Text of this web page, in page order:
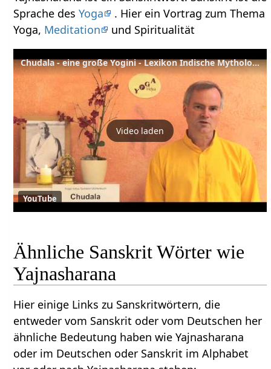
Sprache desYoga
. Hier ein Vortrag zum Thema
Yoga, Meditation und Spiritualität
Chudala - eine große Yogini - Lexikon Indische Mythologie
Video laden
YouTube
Ähnliche Sanskrit Wörter wie
Yajnasharana
Hier einige Links zu Sanskritwörtern, die
entweder vom Sanskrit oder vom Deutschen her
ähnliche Bedeutung haben wie Yajnasharana
oder im Deutschen oder Sanskrit im Alphabet